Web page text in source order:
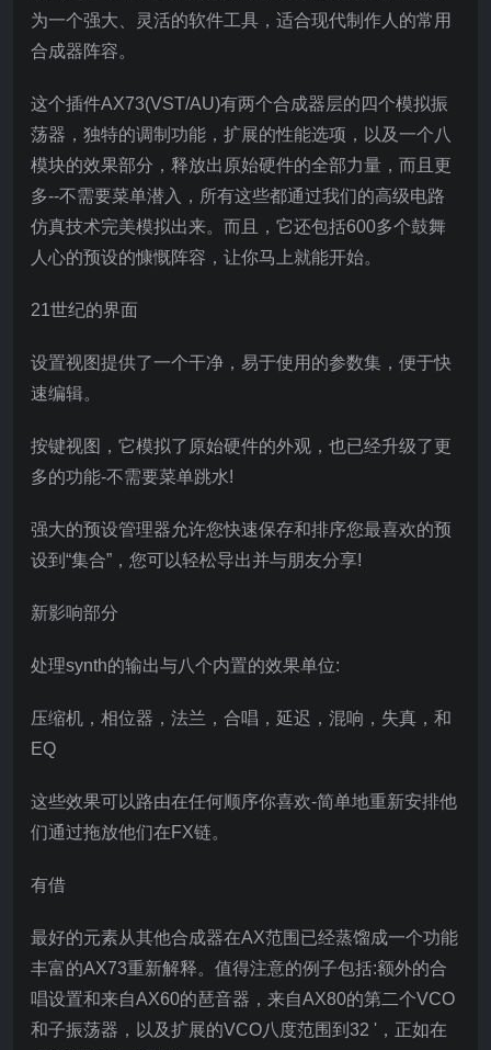
为一个强大、灵活的软件工具，适合现代制作人的常用
合成器阵容。
这个插件AX73(VST/AU)有两个合成器层的四个模拟振
荡器，独特的调制功能，扩展的性能选项，以及一个八
模块的效果部分，释放出原始硬件的全部力量，而且更
多--不需要菜单潜入，所有这些都通过我们的高级电路
仿真技术完美模拟出来。而且，它还包括600多个鼓舞
人心的预设的慷慨阵容，让你马上就能开始。
21世纪的界面
设置视图提供了一个干净，易于使用的参数集，便于快
速编辑。
按键视图，它模拟了原始硬件的外观，也已经升级了更
多的功能-不需要菜单跳水!
强大的预设管理器允许您快速保存和排序您最喜欢的预
设到“集合”，您可以轻松导出并与朋友分享!
新影响部分
处理synth的输出与八个内置的效果单位:
压缩机，相位器，法兰，合唱，延迟，混响，失真，和
EQ
这些效果可以路由在任何顺序你喜欢-简单地重新安排他
们通过拖放他们在FX链。
有借
最好的元素从其他合成器在AX范围已经蒸馏成一个功能
丰富的AX73重新解释。值得注意的例子包括:额外的合
唱设置和来自AX60的琶音器，来自AX80的第二个VCO
和子振荡器，以及扩展的VCO八度范围到32 '，正如在